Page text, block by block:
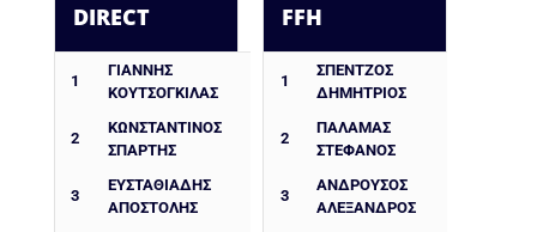
DIRECT
1
ΓΙΑΝΝΗΣ
ΚΟΥΤΣΟΓΚΙΛΑΣ
2
ΚΩΝΣΤΑΝΤΙΝΟΣ
ΣΠΑΡΤΗΣ
3
ΕΥΣΤΑΘΙΑΔΗΣ
ΑΠΟΣΤΟΛΗΣ
FFH
1
ΣΠΕΝΤΖΟΣ
ΔΗΜΗΤΡΙΟΣ
2
ΠΑΛΑΜΆΣ
ΣΤΈΦΑΝΟΣ
3
ΑΝΔΡΟΥΣΟΣ
ΑΛΕΞΑΝΔΡΟΣ